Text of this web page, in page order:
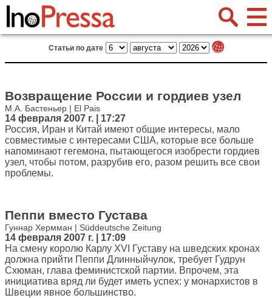
Статьи по дате
Возвращение России и гордиев узел
М.А. Бастеньер | El Pais
14 февраля 2007 г. | 17:27
Россия, Иран и Китай имеют общие интересы, мало
совместимые с интересами США, которые все больше
напоминают гегемона, пытающегося изобрести гордиев
узел, чтобы потом, разрубив его, разом решить все свои
проблемы.
Пеппи вместо Густава
Гуннар Хермман | Süddeutsche Zeitung
14 февраля 2007 г. | 17:09
На смену королю Карлу XVI Густаву на шведских кронах
должна прийти Пеппи Длинныйчулок, требует Гудрун
Схюман, глава феминистской партии. Впрочем, эта
инициатива вряд ли будет иметь успех: у монархистов в
Швеции явное большинство.